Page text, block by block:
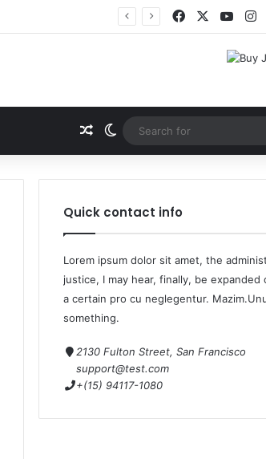
Quick contact info
Lorem ipsum dolor sit amet, the
justice, I may hear, finally, be expanded
a certain pro cu neglegentur.
something.
2130 Fulton Street, San Francisco
support@test.com
+(15) 94117-1080